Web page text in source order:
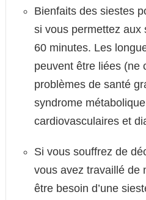
Bienfaits des siestes
si vous permettez aux
60 minutes. Les
peuvent être liées (ne
problèmes de santé
syndrome
cardiovasculaires et
Si vous souffrez de
vous avez travaillé de
être besoin d’une